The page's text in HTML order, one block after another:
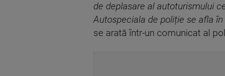
de deplasare al autoturismului
Autospeciala de poliție se afla
se arată într-un comunicat al